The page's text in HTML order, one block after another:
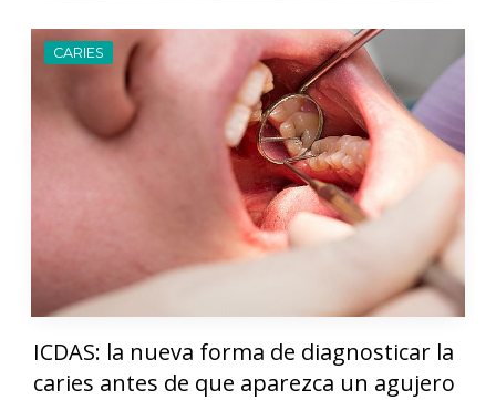
CARIES
ICDAS: la nueva forma de diagnosticar la
caries antes de que aparezca un agujero